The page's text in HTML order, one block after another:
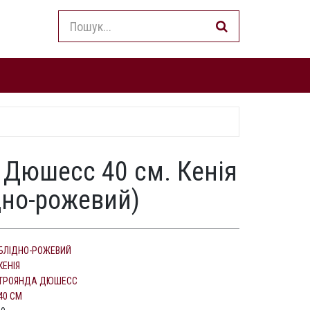
40 см. Кенія
рожевий)
РОЖЕВИЙ
ДЮШЕСС
СМ